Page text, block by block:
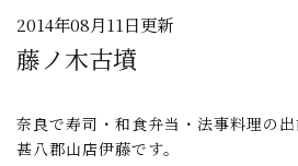
2014年08月11日更新
藤ノ木古墳
奈良で寿司・和食弁当・法事料理の
甚八郡山店伊藤です。